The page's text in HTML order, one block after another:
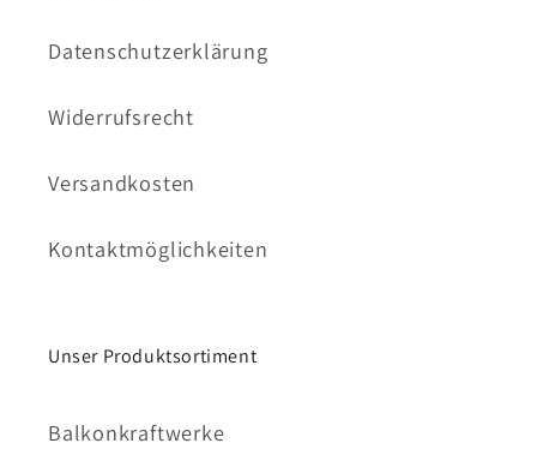
Datenschutzerklärung
Widerrufsrecht
Versandkosten
Kontaktmöglichkeiten
Unser Produktsortiment
Balkonkraftwerke